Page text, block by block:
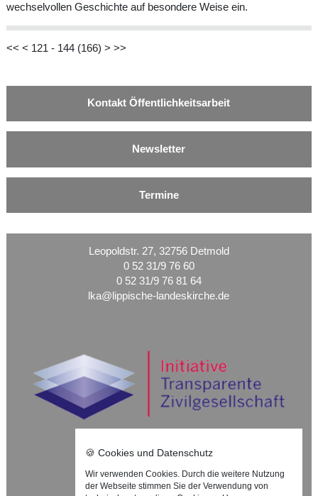
wechselvollen Geschichte auf besondere Weise ein.
<< < 121 - 144 (166) > >>
Kontakt Öffentlichkeitsarbeit
Newsletter
Termine
Leopoldstr. 27, 32756 Detmold
0 52 31/9 76 60
0 52 31/9 76 81 64
lka@lippische-landeskirche.de
Nach oben ⇪
🍪 Cookies und Datenschutz
Wir verwenden Cookies. Durch die weitere Nutzung
der Webseite stimmen Sie der Verwendung von